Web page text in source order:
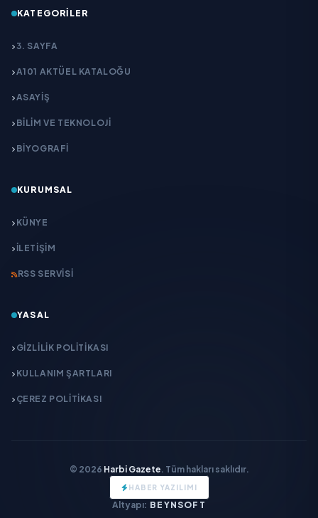
KATEGORILER
3. SAYFA
A101 AKTÜEL KATALOĞU
ASAYİŞ
BİLİM VE TEKNOLOJİ
BİYOGRAFİ
KURUMSAL
KÜNYE
İLETIŞIM
RSS SERVISI
YASAL
GIZLILIK POLITIKASI
KULLANIM ŞARTLARI
ÇEREZ POLITIKASI
© 2026 Harbi Gazete. Tüm hakları saklıdır.
HABER YAZILIMI
Altyapı: BEYNSOFT